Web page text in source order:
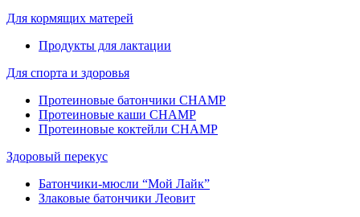
Для кормящих матерей
Продукты для лактации
Для спорта и здоровья
Протеиновые батончики CHAMP
Протеиновые каши CHAMP
Протеиновые коктейли CHAMP
Здоровый перекус
Батончики-мюсли “Мой Лайк”
Злаковые батончики Леовит